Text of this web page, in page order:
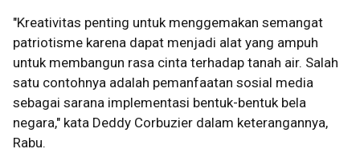
"Kreativitas penting untuk menggemakan semangat
patriotisme karena dapat menjadi alat yang ampuh
untuk membangun rasa cinta terhadap tanah air. Salah
satu contohnya adalah pemanfaatan sosial media
sebagai sarana implementasi bentuk-bentuk bela
negara," kata Deddy Corbuzier dalam keterangannya,
Rabu.